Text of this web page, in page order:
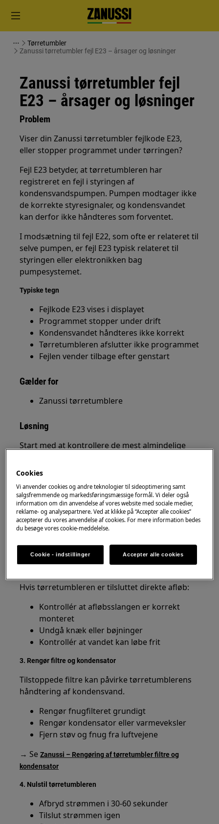
Tørretumbler
Zanussi tørretumbler fejl E23 – årsager og løsninger
Zanussi tørretumbler fejl
E23 – årsager og løsninger
Problem
Viser din Zanussi tørretumbler fejlkode E23,
eller stopper programmet under tørringen?
Fejl E23 betyder, at tørretumbleren har
registreret en fejl i styringen af
kondensvandspumpen. Pumpen modtager ikke
de korrekte styresignaler, og kondensvandet
kan derfor ikke håndteres som forventet.
I modsætning til fejl E22, som ofte er relateret til
selve pumpen, er fejl E23 typisk relateret til
styringen eller elektronikken bag
pumpesystemet.
Typiske tegn
Fejlkode E23 vises i displayet
Programmet stopper under drift
Kondensvandet håndteres ikke korrekt
Tørretumbleren afslutter ikke programmet
Fejlen vender tilbage efter genstart
Gælder for
Zanussi tørretumblere
Løsning
Start med at kontrollere de mest almindelige
1. Kontrollér vandbeholderen
Tøm vandbeholderen helt
Kontrollér at den er korrekt monteret
Skub beholderen helt på plads
kondensvandsystemets funktion.
Hvis tørretumbleren er tilsluttet direkte afløb:
Kontrollér at afløbsslangen er korrekt
monteret
Undgå knæk eller bøjninger
Kontrollér at vandet kan løbe frit
3. Rengør filtre og kondensator
Tilstoppede filtre kan påvirke tørretumblerens
håndtering af kondensvand.
Rengør fnugfilteret grundigt
Rengør kondensator eller varmeveksler
Fjern støv og fnug fra luftvejene
→ SeZanussi – Rengøring af tørretumbler filtre og
kondensator
4. Nulstil tørretumbleren
Afbryd strømmen i 30-60 sekunder
Tilslut strømmen igen
Cookies
Vi anvender cookies og andre teknologier til sideoptimering samt
salgsfremmende og markedsføringsmæssige formål. Vi deler også
information om din anvendelse af vores website med sociale medier,
reklame- og analysepartnere. Ved at klikke på “Accepter alle cookies”
accepterer du vores anvendelse af cookies. For mere information bedes
du besøge vores cookie-meddelelse.
Cookie - indstillinger Accepter alle cookies